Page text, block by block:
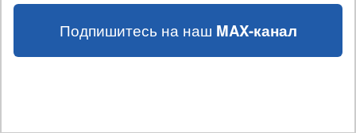
Подпишитесь на наш MAX-канал